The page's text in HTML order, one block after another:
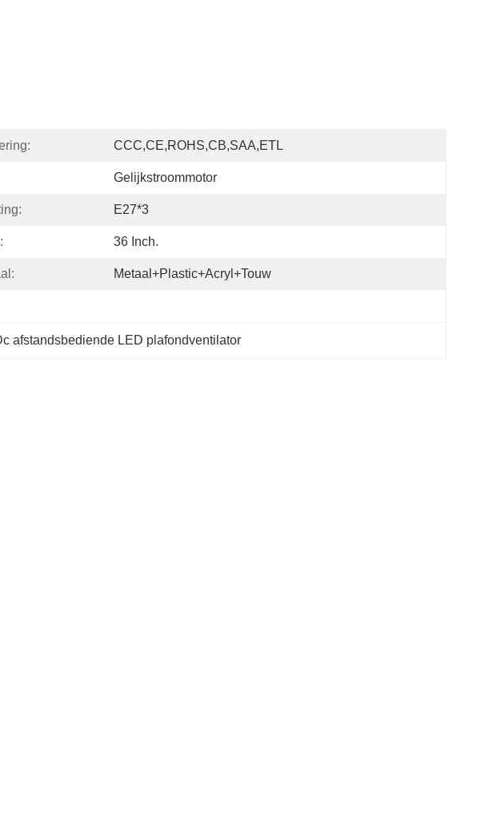
CCC,CE,ROHS,CB,SAA,ETL
Gelijkstroommotor
E27*3
36 Inch.
Metaal+Plastic+Acryl+touw
afstandsbediende LED plafondventilator